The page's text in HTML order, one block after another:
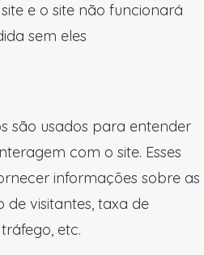
e o site não funcionará
sem eles
são usados para entender
com o site. Esses
informações sobre as
de visitantes, taxa de
etc.